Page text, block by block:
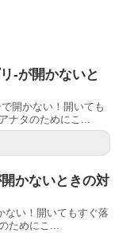
-が開かないと
開かない！開いても
ナタのためにこ...
かないときの対
ない！開いてもすぐ落
ためにこ...